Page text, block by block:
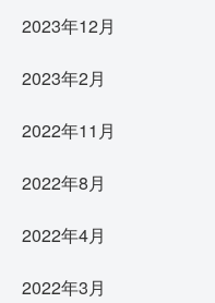
2023年12月
2023年2月
2022年11月
2022年8月
2022年4月
2022年3月